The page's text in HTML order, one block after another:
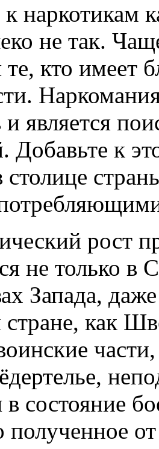
наркотикам
не так.
те, кто имеет
и является
Добавьте к
столице
рост
не только
Запада,
как
состояние